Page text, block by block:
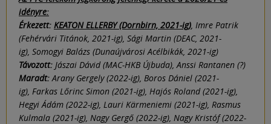
idényre:
Érkezett: KEATON ELLERBY (Dornbirn, 2021-ig) , Imre Patrik
(Fehérvári Titánok, 2021-ig), Sági Martin (DEAC, 2021-
ig), Somogyi Balázs (Dunaújvárosi Acélbikák, 2021-ig)
Távozott: Jászai Dávid (MAC-HKB Újbuda), Anssi Rantanen (?)
Maradt: Arany Gergely (2022-ig), Boros Dániel (2021-
ig), Farkas Lőrinc Simon (2021-ig), Hajós Roland (2021-ig),
Hegyi Ádám (2022-ig), Lauri Kärmeniemi (2021-ig), Rasmus
Kulmala (2021-ig), Nagy Gergő (2022-ig), Nagy Kristóf (2022-